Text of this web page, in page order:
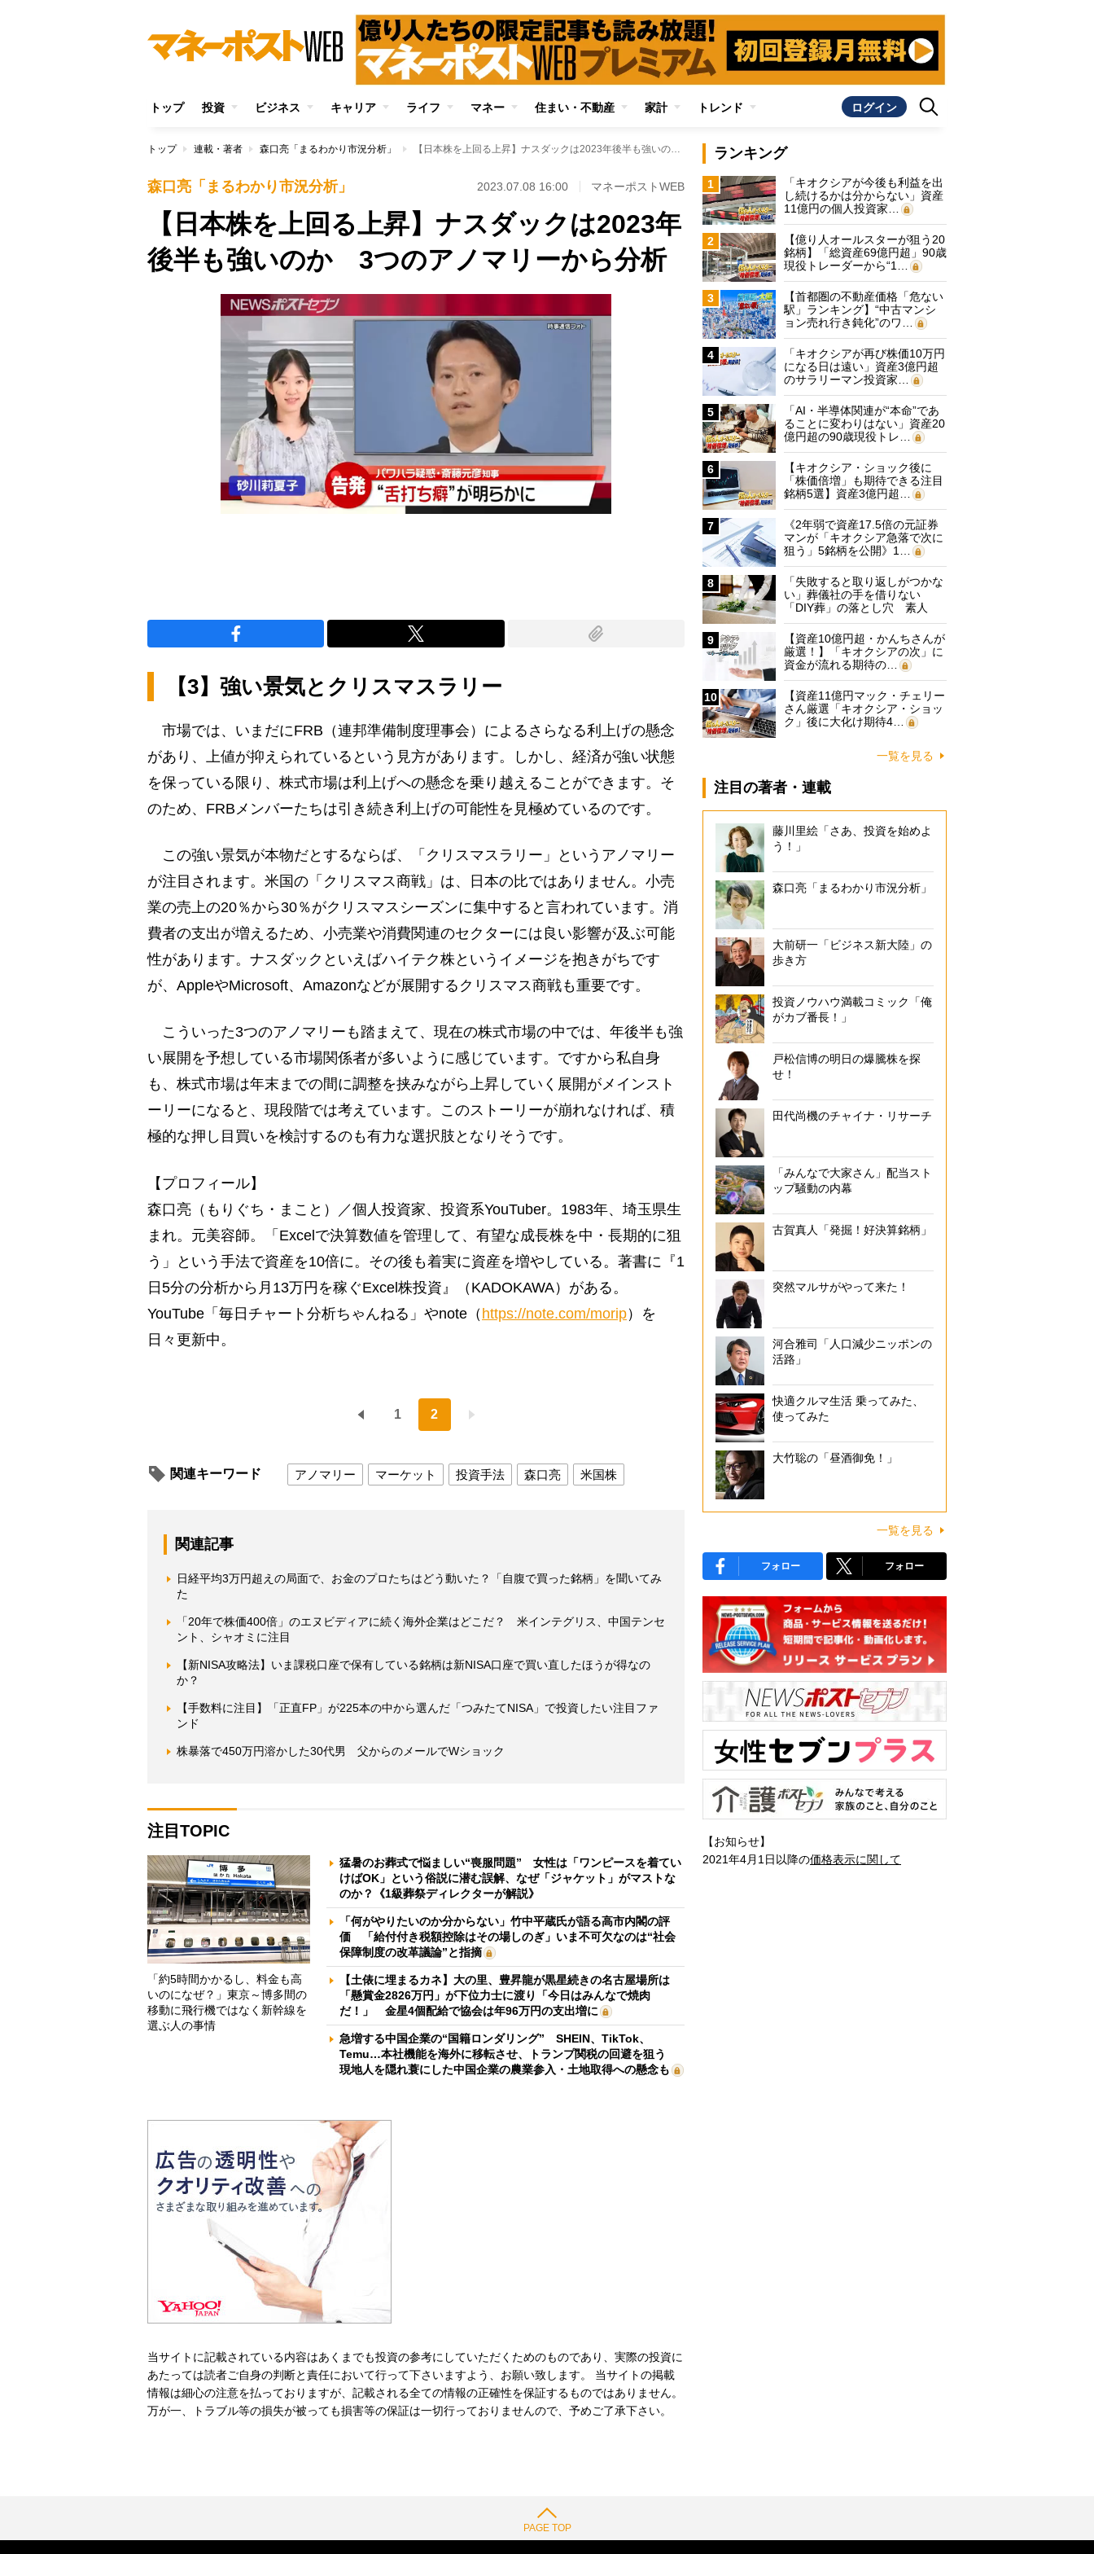
トップ 投資 ビジネス キャリア ライフ マネー 住まい・不動産 家計 トレンド ログイン
トップ 連載・著者 森口亮「まるわかり市況分析」 【日本株を上回る上昇】ナスダックは2023年後半も強いのか 3つのアノマリーから分析
森口亮「まるわかり市況分析」 2023.07.08 16:00 マネーポストWEB
【日本株を上回る上昇】ナスダックは2023年
後半も強いのか 3つのアノマリーから分析
【3】強い景気とクリスマスラリー
市場では、いまだにFRB（連邦準備制度理事会）によるさらなる利上げの懸念
があり、上値が抑えられているという見方があります。しかし、経済が強い状態
を保っている限り、株式市場は利上げへの懸念を乗り越えることができます。そ
のため、FRBメンバーたちは引き続き利上げの可能性を見極めているのです。
この強い景気が本物だとするならば、「クリスマスラリー」というアノマリー
が注目されます。米国の「クリスマス商戦」は、日本の比ではありません。小売
業の売上の20％から30％がクリスマスシーズンに集中すると言われています。消
費者の支出が増えるため、小売業や消費関連のセクターには良い影響が及ぶ可能
性があります。ナスダックといえばハイテク株というイメージを抱きがちです
が、AppleやMicrosoft、Amazonなどが展開するクリスマス商戦も重要です。
こういった3つのアノマリーも踏まえて、現在の株式市場の中では、年後半も強
い展開を予想している市場関係者が多いように感じています。ですから私自身
も、株式市場は年末までの間に調整を挟みながら上昇していく展開がメインスト
ーリーになると、現段階では考えています。このストーリーが崩れなければ、積
極的な押し目買いを検討するのも有力な選択肢となりそうです。
【プロフィール】
森口亮（もりぐち・まこと）／個人投資家、投資系YouTuber。1983年、埼玉県生
まれ。元美容師。「Excelで決算数値を管理して、有望な成長株を中・長期的に狙
う」という手法で資産を10倍に。その後も着実に資産を増やしている。著書に『1
日5分の分析から月13万円を稼ぐExcel株投資』（KADOKAWA）がある。
YouTube「毎日チャート分析ちゃんねる」やnote（ https://note.com/morip）を
日々更新中。
1 2
関連キーワード アノマリー マーケット 投資手法 森口亮 米国株
関連記事
日経平均3万円超えの局面で、お金のプロたちはどう動いた？「自腹で買った銘柄」を聞いてみ
た
「20年で株価400倍」のエヌビディアに続く海外企業はどこだ？ 米インテグリス、中国テンセ
ント、シャオミに注目
【新NISA攻略法】いま課税口座で保有している銘柄は新NISA口座で買い直したほうが得なの
か？
【手数料に注目】「正直FP」が225本の中から選んだ「つみたてNISA」で投資したい注目ファ
ンド
株暴落で450万円溶かした30代男 父からのメールでWショック
注目TOPIC
「約5時間かかるし、料金も高
いのになぜ？」東京～博多間の
移動に飛行機ではなく新幹線を
選ぶ人の事情
猛暑のお葬式で悩ましい“喪服問題” 女性は「ワンピースを着てい
けばOK」という俗説に潜む誤解、なぜ「ジャケット」がマストな
のか？《1級葬祭ディレクターが解説》
「何がやりたいのか分からない」竹中平蔵氏が語る高市内閣の評
価 「給付付き税額控除はその場しのぎ」いま不可欠なのは“社会
保障制度の改革議論”と指摘
【土俵に埋まるカネ】大の里、豊昇龍が黒星続きの名古屋場所は
「懸賞金2826万円」が下位力士に渡り「今日はみんなで焼肉
だ！」 金星4個配給で協会は年96万円の支出増に
急増する中国企業の“国籍ロンダリング” SHEIN、TikTok、
Temu…本社機能を海外に移転させ、トランプ関税の回避を狙う
現地人を隠れ蓑にした中国企業の農業参入・土地取得への懸念も
当サイトに記載されている内容はあくまでも投資の参考にしていただくためのものであり、実際の投資に
あたっては読者ご自身の判断と責任において行って下さいますよう、お願い致します。 当サイトの掲載
情報は細心の注意を払っておりますが、記載される全ての情報の正確性を保証するものではありません。
万が一、トラブル等の損失が被っても損害等の保証は一切行っておりませんので、予めご了承下さい。
ランキング
1
「キオクシアが今後も利益を出
し続けるかは分からない」資産
11億円の個人投資家…
2
【億り人オールスターが狙う20
銘柄】「総資産69億円超」90歳
現役トレーダーから“1…
3
【首都圏の不動産価格「危ない
駅」ランキング】“中古マンシ
ョン売れ行き鈍化”のワ…
4
「キオクシアが再び株価10万円
になる日は遠い」資産3億円超
のサラリーマン投資家…
5
「AI・半導体関連が“本命”であ
ることに変わりはない」資産20
億円超の90歳現役トレ…
6
【キオクシア・ショック後に
「株価倍増」も期待できる注目
銘柄5選】資産3億円超…
7
《2年弱で資産17.5倍の元証券
マンが「キオクシア急落で次に
狙う」5銘柄を公開》1…
8
「失敗すると取り返しがつかな
い」葬儀社の手を借りない
「DIY葬」の落とし穴 素人
に…
9
【資産10億円超・かんちさんが
厳選！】「キオクシアの次」に
資金が流れる期待の…
10
【資産11億円マック・チェリー
さん厳選「キオクシア・ショッ
ク」後に大化け期待4…
一覧を見る
注目の著者・連載
藤川里絵「さあ、投資を始めよ
う！」
森口亮「まるわかり市況分析」
大前研一「ビジネス新大陸」の
歩き方
投資ノウハウ満載コミック「俺
がカブ番長！」
戸松信博の明日の爆騰株を探
せ！
田代尚機のチャイナ・リサーチ
「みんなで大家さん」配当スト
ップ騒動の内幕
古賀真人「発掘！好決算銘柄」
突然マルサがやって来た！
河合雅司「人口減少ニッポンの
活路」
快適クルマ生活 乗ってみた、
使ってみた
大竹聡の「昼酒御免！」
一覧を見る
フォロー フォロー
【お知らせ】
2021年4月1日以降の価格表示に関して
PAGE TOP